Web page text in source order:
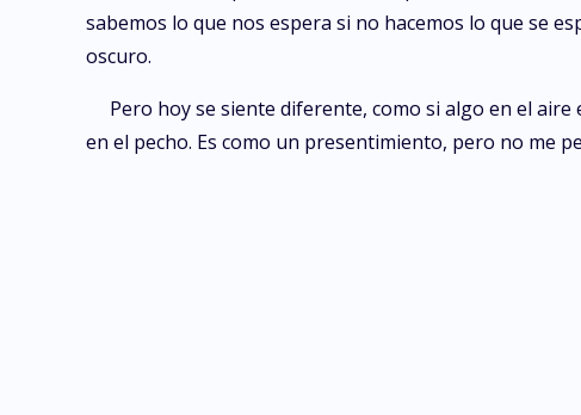
sabemos lo que nos espera si no hacemos lo que se
oscuro.
Pero hoy se siente diferente, como si algo en el
en el pecho. Es como un presentimiento, pero no me